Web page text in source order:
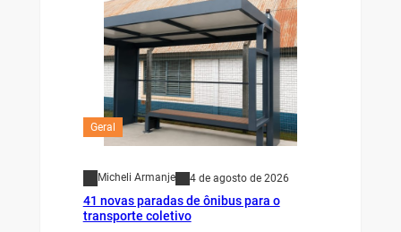
Geral
Micheli Armanje 4 de agosto de 2026
41 novas paradas de ônibus para o
transporte coletivo